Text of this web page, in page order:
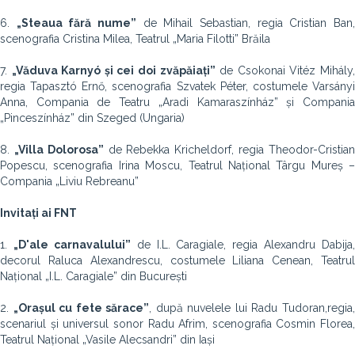
6. „Steaua fără nume” de Mihail Sebastian, regia Cristian Ban,
scenografia Cristina Milea, Teatrul „Maria Filotti” Brăila
7. „Văduva Karnyó și cei doi zvăpăiați” de Csokonai Vitéz Mihály,
regia Tapasztó Ernő, scenografia Szvatek Péter, costumele Varsányi
Anna, Compania de Teatru „Aradi Kamaraszínház” și Compania
„Pinceszínház” din Szeged (Ungaria)
8. „Villa Dolorosa” de Rebekka Kricheldorf, regia Theodor-Cristian
Popescu, scenografia Irina Moscu, Teatrul Național Târgu Mureș –
Compania „Liviu Rebreanu”
Invitați ai FNT
1. „D'ale carnavalului” de I.L. Caragiale, regia Alexandru Dabija,
decorul Raluca Alexandrescu, costumele Liliana Cenean, Teatrul
Național „I.L. Caragiale” din București
2. „Orașul cu fete sărace” , după nuvelele lui Radu Tudoran, regia,
scenariul și universul sonor Radu Afrim, scenografia Cosmin Florea,
Teatrul Național „Vasile Alecsandri” din Iași